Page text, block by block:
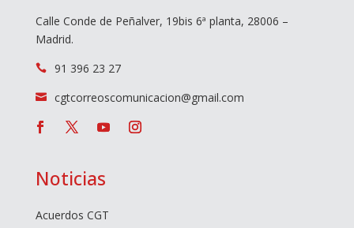
Calle Conde de Peñalver, 19bis 6ª planta, 28006 –
Madrid.
 91 396 23 27
 cgtcorreoscomunicacion@gmail.com
Noticias
Acuerdos CGT